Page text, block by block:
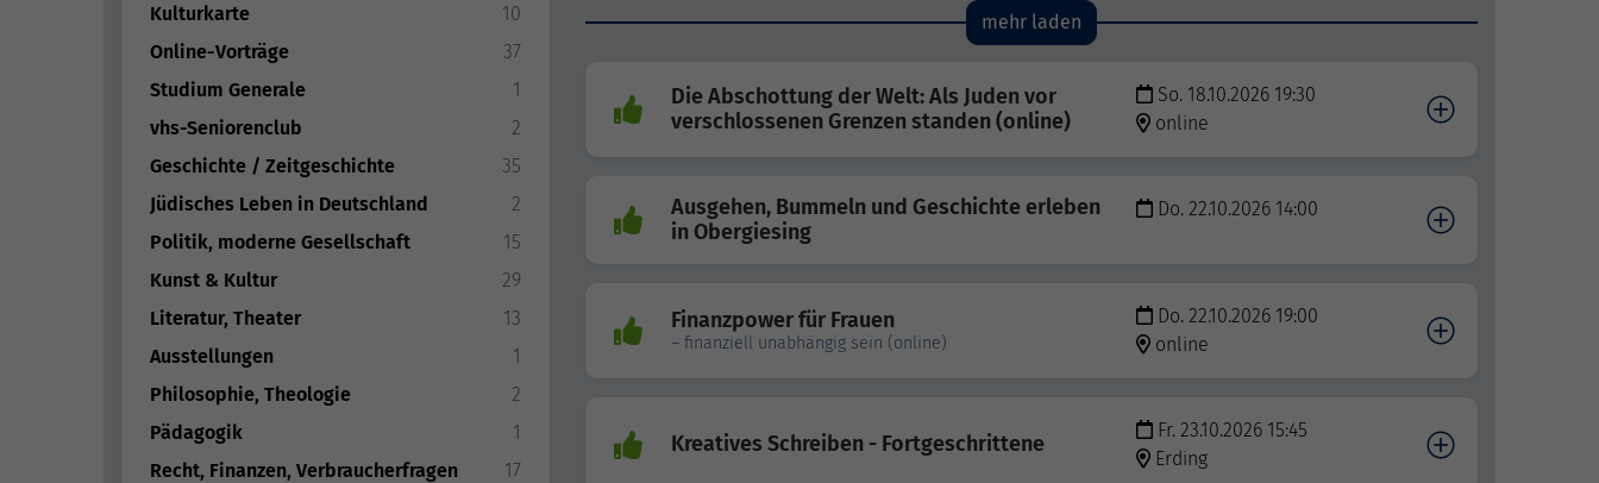
Kulturkarte
10
Online-Vorträge
37
Studium Generale
1
vhs-Seniorenclub
2
Geschichte / Zeitgeschichte
35
Jüdisches Leben in Deutschland
2
Politik, moderne Gesellschaft
15
Kunst & Kultur
29
Literatur, Theater
13
Ausstellungen
1
Philosophie, Theologie
2
Pädagogik
1
Recht, Finanzen, Verbraucherfragen
17
mehr laden
Die Abschottung der Welt: Als Juden vor
verschlossenen Grenzen standen (online)
So. 18.10.2026 19:30
online
Ausgehen, Bummeln und Geschichte erleben
in Obergiesing
Do. 22.10.2026 14:00
Finanzpower für Frauen
– finanziell unabhängig sein (online)
Do. 22.10.2026 19:00
online
Kreatives Schreiben - Fortgeschrittene
Fr. 23.10.2026 15:45
Erding